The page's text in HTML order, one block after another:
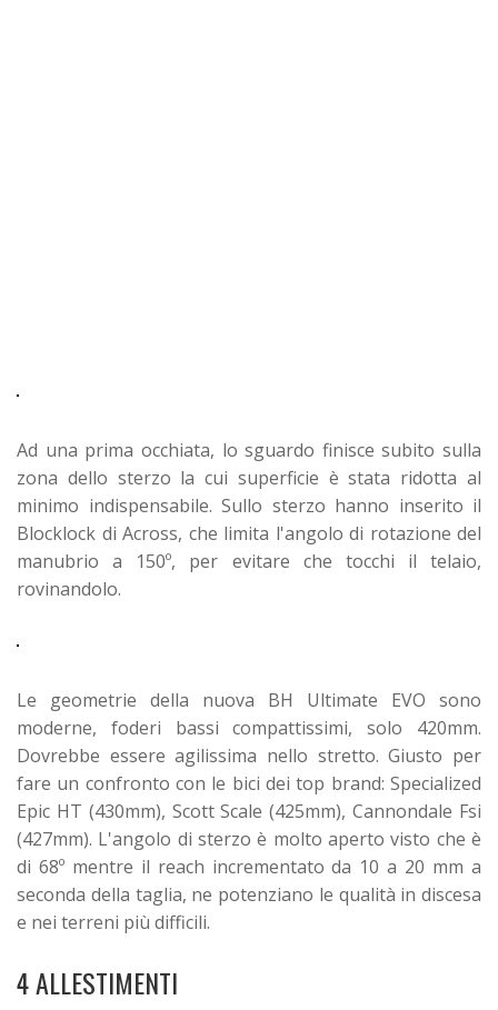
Ad una prima occhiata, lo sguardo finisce subito sulla
zona dello sterzo la cui superficie è stata ridotta al
minimo indispensabile. Sullo sterzo hanno inserito il
Blocklock di Across, che limita l'angolo di rotazione del
manubrio a 150º, per evitare che tocchi il telaio,
rovinandolo.
Le geometrie della nuova BH Ultimate EVO sono
moderne, foderi bassi compattissimi, solo 420mm.
Dovrebbe essere agilissima nello stretto. Giusto per
fare un confronto con le bici dei top brand: Specialized
Epic HT (430mm), Scott Scale (425mm), Cannondale Fsi
(427mm). L'angolo di sterzo è molto aperto visto che è
di 68º mentre il reach incrementato da 10 a 20 mm a
seconda della taglia, ne potenziano le qualità in discesa
e nei terreni più difficili.
4 ALLESTIMENTI